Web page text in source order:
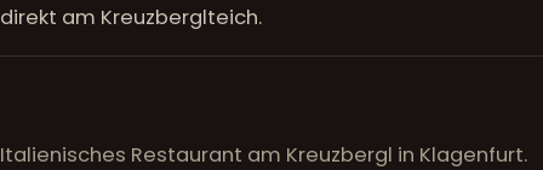
direkt am Kreuzberglteich.
Italienisches Restaurant am Kreuzbergl in Klagenfurt.